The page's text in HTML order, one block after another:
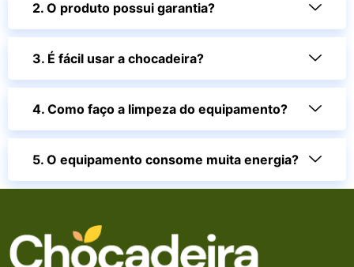
2. O produto possui garantia?
3. É fácil usar a chocadeira?
4. Como faço a limpeza do equipamento?
5. O equipamento consome muita energia?